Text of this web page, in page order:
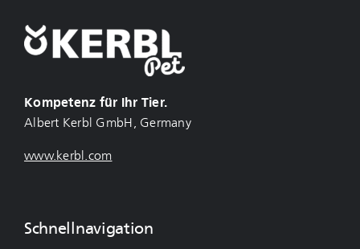
Kompetenz für Ihr Tier.
Albert Kerbl GmbH, Germany
www.kerbl.com
Schnellnavigation